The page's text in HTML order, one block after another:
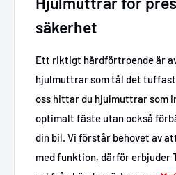
säkerhet
Ett riktigt hårdförtroende är
hjulmuttrar som tål det
oss hittar du hjulmuttrar som
optimalt fäste utan också
din bil. Vi förstår behovet av
med funktion, därför erbjuder